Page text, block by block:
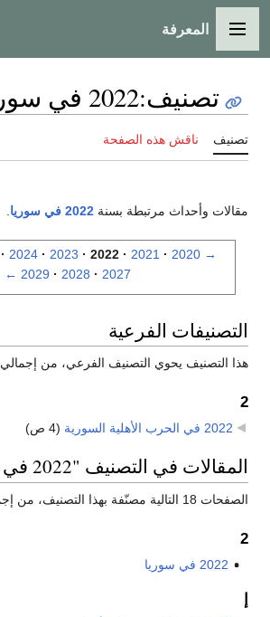
القائمة الرئيسية
المعرفة
تصنيف:2022 في سوريا
تصنيف ناقش هذه الصفحة
مقالات وأحداث مرتبطة بسنة 2022 في سوريا
→
2020
2021
2022
2023
2024
2027
2028
2029
←
التصنيفات الفرعية
هذا التصنيف يحوي التصنيف الفرعي، من إجمالي 1.
2
2022 في الحرب الأهلية السورية (4 ص)
المقالات في التصنيف "2022 في سوريا"
الصفحات 18 التالية مصنّفة بهذا التصنيف، من إجمالي 18.
2
2022 في سوريا
إ